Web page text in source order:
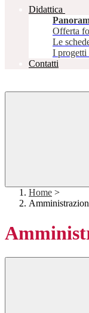
Didattica
Offerta
Le
I progetti
Contatti
Home >